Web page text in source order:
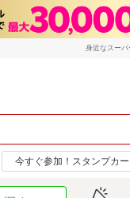
身近なスー
今すぐ参加！スタンプカ